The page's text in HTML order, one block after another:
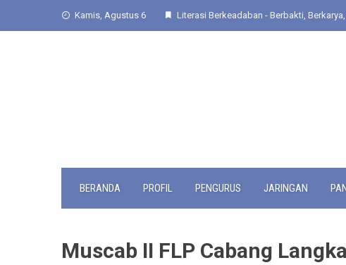
Kamis, Agustus 6 Literasi Berkeadaban - Berbakti,
BERANDA PROFIL PENGURUS JARINGAN
Muscab II FLP Cabang